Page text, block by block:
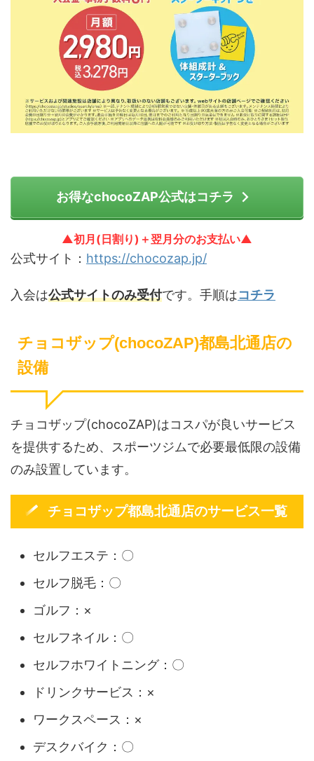
お得なchocoZAP公式はコチラ
▲初月(日割り)＋翌月分のお支払い▲
公式サイト： https://chocozap.jp/
入会は公式サイトのみ受付です。手順はコチラ
チョコザップ(chocoZAP)都島北通店の
設備
チョコザップ(chocoZAP)はコスパが良いサービス
を提供するため、スポーツジムで必要最低限の設備
のみ設置しています。
チョコザップ都島北通店のサービス一覧
セルフエステ：〇
セルフ脱毛：〇
ゴルフ：×
セルフネイル：〇
セルフホワイトニング：〇
ドリンクサービス：×
ワークスペース：×
デスクバイク：〇